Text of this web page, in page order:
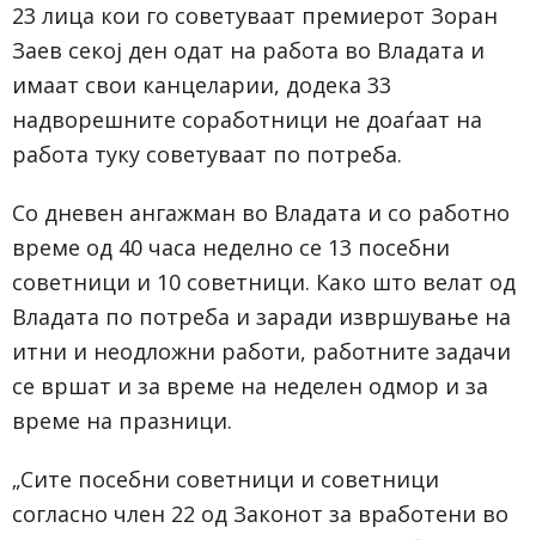
23 лица кои го советуваат премиерот Зоран
Заев секој ден одат на работа во Владата и
имаат свои канцеларии, додека 33
надворешните соработници не доаѓаат на
работа туку советуваат по потреба.
Со дневен ангажман во Владата и со работно
време од 40 часа неделно се 13 посебни
советници и 10 советници. Како што велат од
Владата по потреба и заради извршување на
итни и неодложни работи, работните задачи
се вршат и за време на неделен одмор и за
време на празници.
„Сите посебни советници и советници
согласно член 22 од Законот за вработени во